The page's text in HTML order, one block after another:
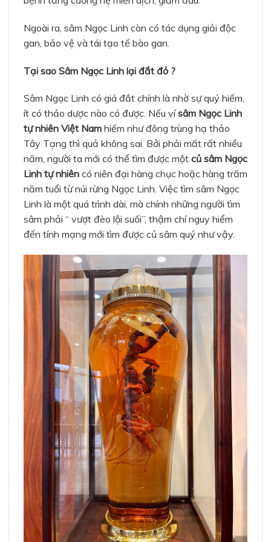
Ngoài ra, sâm Ngọc Linh còn có tác dụng giải độc
gan, bảo vệ và tái tạo tế bào gan.
Tại sao Sâm Ngọc Linh lại đắt đỏ ?
Sâm Ngọc Linh có giá đắt chính là nhờ sự quý hiếm,
ít có thảo dược nào có được. Nếu vísâm Ngọc Linh
tự nhiên Việt Nam hiếm như đông trùng hạ thảo
Tây Tạng thì quả không sai. Bởi phải mất rất nhiều
năm, người ta mới có thể tìm được một củ sâm Ngọc
Linh tự nhiên có niên đại hàng chục hoặc hàng trăm
năm tuổi từ núi rừng Ngọc Linh. Việc tìm sâm Ngọc
Linh là một quá trình dài, mà chính những người tìm
sâm phải “ vượt đèo lội suối”, thậm chí nguy hiểm
đến tính mạng mới tìm được củ sâm quý như vậy.